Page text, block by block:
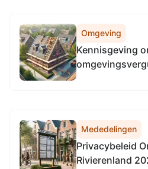
Omgeving
Kennisgeving
Mededelingen
Privacybeleid
Rivierenland